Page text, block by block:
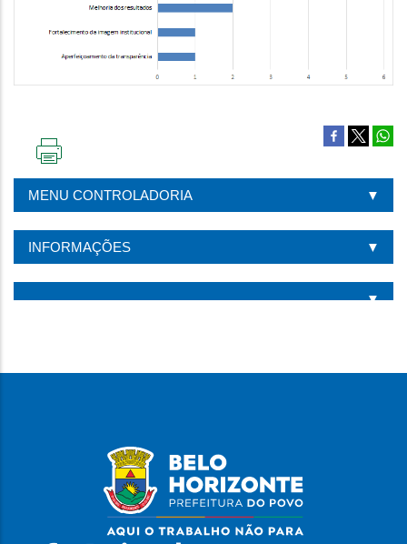
PÁGINA
MENU CONTROLADORIA
INFORMAÇÕES